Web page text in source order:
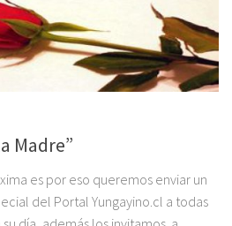
Madre”
es por eso queremos enviar un
del Portal Yungayino.cl a todas